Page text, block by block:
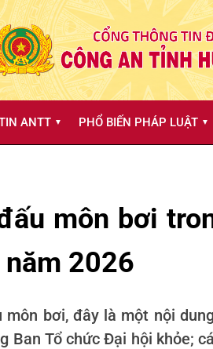
ANTT ▼ PHỔ BIẾN PHÁP LUẬT ▼
môn bơi
năm 2026
bơi, đây là một nội
Ban Tổ chức Đại hội khỏe;